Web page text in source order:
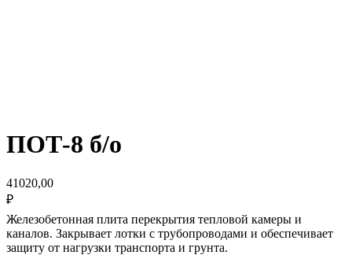
ПОТ-8 б/о
41020,00
₽
Железобетонная плита перекрытия тепловой камеры и
каналов. Закрывает лотки с трубопроводами и обеспечивает
защиту от нагрузки транспорта и грунта.